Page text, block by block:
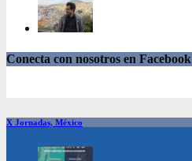
Conecta con nosotros en Facebook
X Jornadas, México